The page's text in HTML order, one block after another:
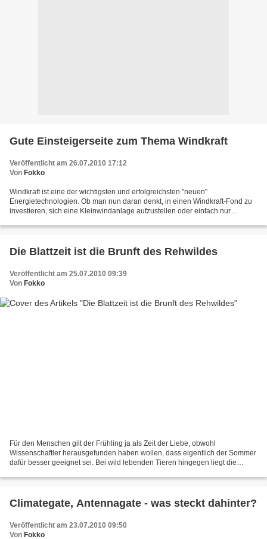
Gute Einsteigerseite zum Thema Windkraft
Veröffentlicht am 26.07.2010 17:12
Von Fokko
Windkraft ist eine der wichtigsten und erfolgreichsten "neuen"
Energietechnologien. Ob man nun daran denkt, in einen Windkraft-Fond zu
investieren, sich eine Kleinwindanlage aufzustellen oder einfach nur
Die Blattzeit ist die Brunft des Rehwildes
Veröffentlicht am 25.07.2010 09:39
Von Fokko
Für den Menschen gilt der Frühling ja als Zeit der Liebe, obwohl
Wissenschaftler herausgefunden haben wollen, dass eigentlich der Sommer
dafür besser geeignet sei. Bei wild lebenden Tieren hingegen liegt die
Climategate, Antennagate - was steckt dahinter?
Veröffentlicht am 23.07.2010 09:50
Von Fokko